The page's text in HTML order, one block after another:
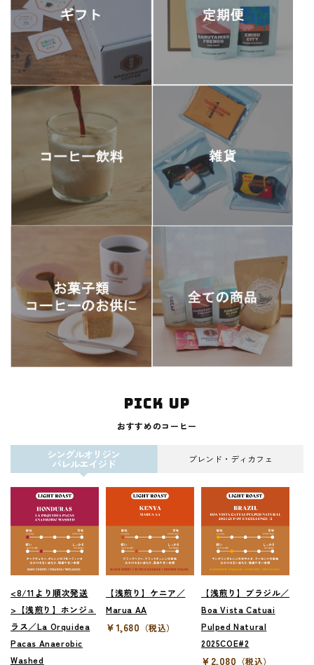
pick up
おすすめのコーヒー
シングルオリジン
バレルエイジド ブレンド・ディカフェ
<8/11より順次発送
>【浅煎り】ホンジュ
ラス／La Orquidea
Pacas Anaerobic
Washed
【浅煎り】ケニア／
Marua AA
¥1,680 （税込）
【浅煎り】ブラジル／
Boa Vista Catuai
Pulped Natural
2025COE#2
¥2,080 （税込）